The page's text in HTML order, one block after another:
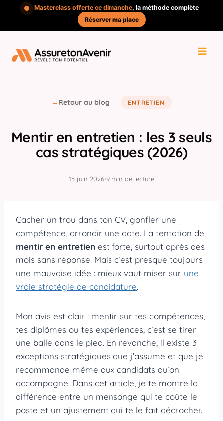
contenu
Masterclass offerte ce dimanche, la méthode complète
Réserver ma place
←Retour au blog ENTRETIEN
Mentir en entretien : les 3 seuls
cas stratégiques (2026)
15 juin 2026•9 min de lecture
Cacher un trou dans ton CV, gonfler une
compétence, arrondir une date. La tentation de
mentir en entretien est forte, surtout après des
mois sans réponse. Mais c’est presque toujours
une mauvaise idée : mieux vaut miser sur une
vraie stratégie de candidature.
Mon avis est clair : mentir sur tes compétences,
tes diplômes ou tes expériences, c’est se tirer
une balle dans le pied. En revanche, il existe 3
exceptions stratégiques que j’assume et que je
recommande même aux candidats qu’on
accompagne. Dans cet article, je te montre la
différence entre un mensonge qui te coûte le
poste et un ajustement qui te le fait décrocher.